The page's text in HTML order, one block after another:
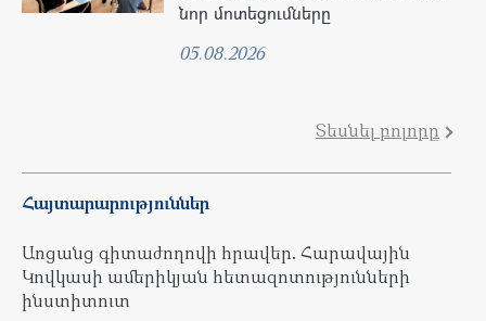
նոր մոտեցումները
05.08.2026
Տեսնել բոլորը
Հայտարարություններ
Առցանց գիտաժողովի հրավեր. Հարավային
Կովկասի ամերիկյան հետազոտությունների
ինստիտուտ